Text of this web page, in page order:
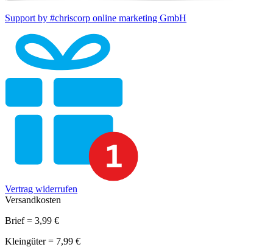
Support by #chriscorp online marketing GmbH
Vertrag widerrufen
Versandkosten
Brief = 3,99 €
Kleingüter = 7,99 €